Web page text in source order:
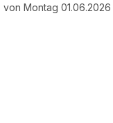
von Montag